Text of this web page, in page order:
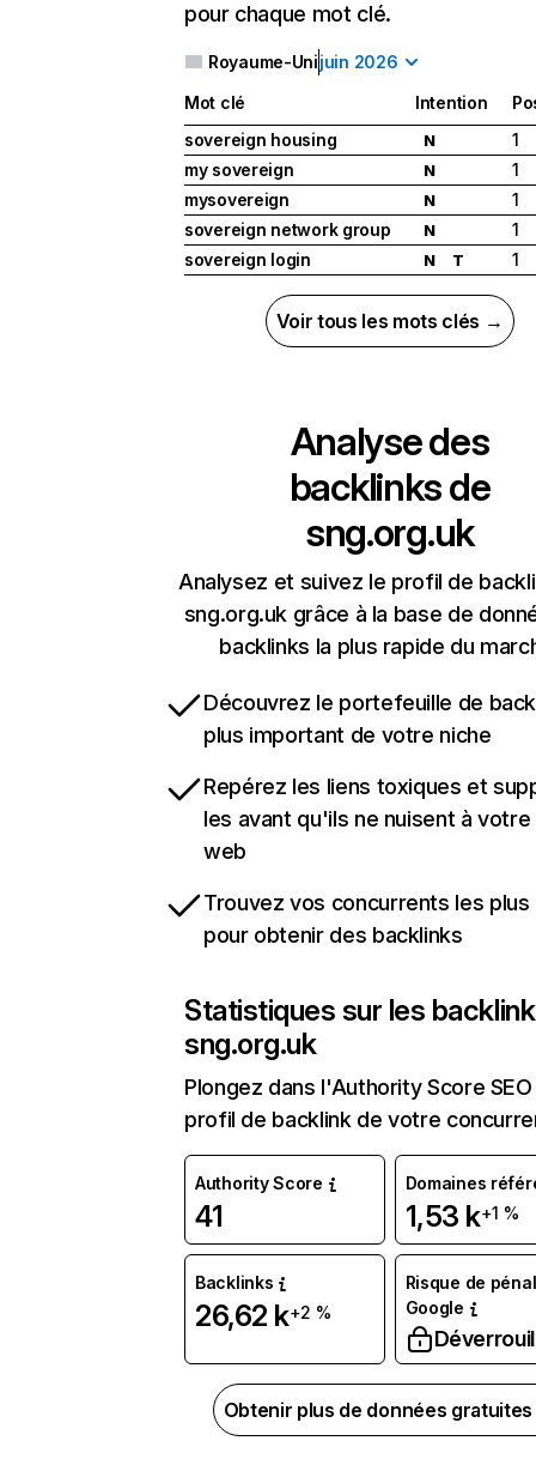
pour chaque mot clé.
Royaume-Unijuin 2026
Mot clé Intention
sovereign housing
N
1
my sovereign
N
1
mysovereign
N
1
sovereign network group
N
1
sovereign login
N T 1
Voir tous les mots clés →
Analyse des
backlinks de
sng.org.uk
Analysez et suivez le profil de
sng.org.uk grâce à la base de
backlinks la plus rapide du
Découvrez le portefeuille de
plus important de votre niche
Repérez les liens toxiques et
les avant qu'ils ne nuisent à
web
Trouvez vos concurrents les
pour obtenir des backlinks
Statistiques sur les
sng.org.uk
Plongez dans l'Authority Score
profil de backlink de votre
Authority Score
41
Domaines
1,53 k+1 %
Backlinks
26,62 k+2 %
Risque de
Google
Obtenir plus de données